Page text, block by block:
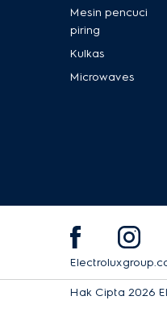
Mesin pencuci
piring
Kulkas
Microwaves
Hak Cipta 2026